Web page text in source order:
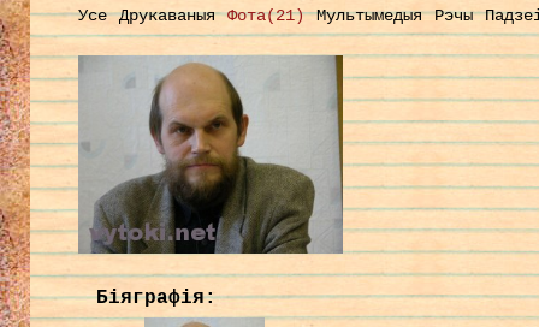
Усе Друкаваныя Фота(21) Мультымедыя Рэчы
Біяграфія: